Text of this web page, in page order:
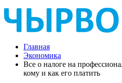
Главная
Экономика
Все о налоге на
кому и как его платить